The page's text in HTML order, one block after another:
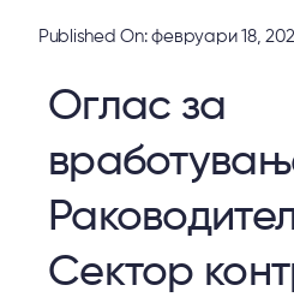
Published On: февруари 18,
Оглас за
Сектор